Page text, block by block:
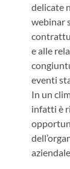
delicate
webinar
e alle
eventi
In un
infatti è